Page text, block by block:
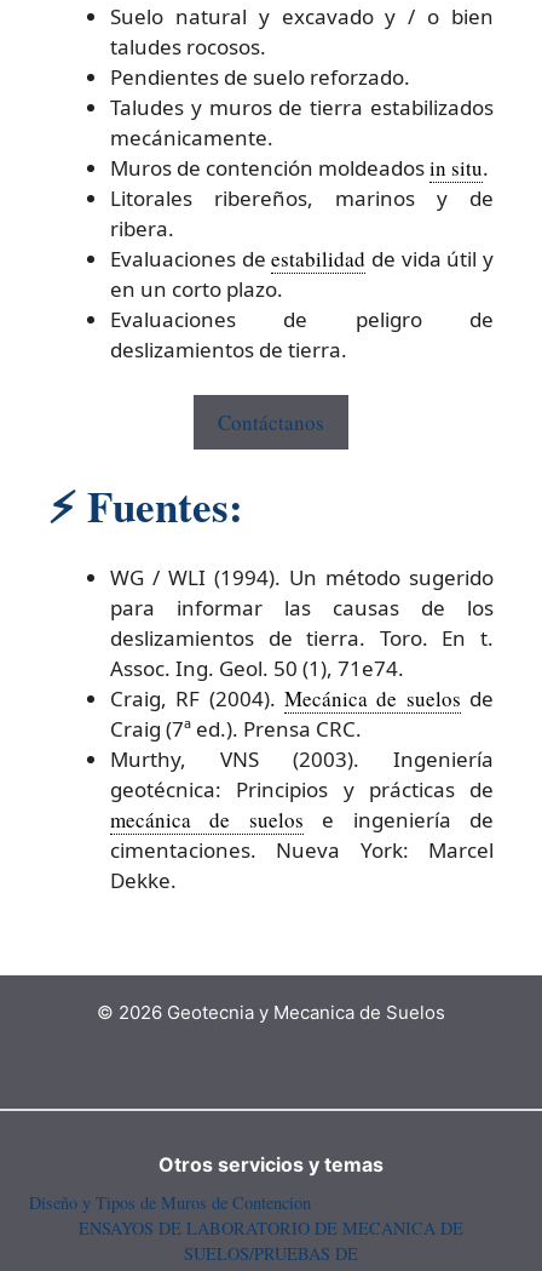
Suelo natural y excavado y / o bien
taludes rocosos.
Pendientes de suelo reforzado.
Taludes y muros de tierra estabilizados
mecánicamente.
Muros de contención moldeadosin situ.
Litorales ribereños, marinos y de
ribera.
Evaluaciones deestabilidad de vida útil y
en un corto plazo.
Evaluaciones de peligro de
deslizamientos de tierra.
Contáctanos
⚡Fuentes:
WG / WLI (1994). Un método sugerido
para informar las causas de los
deslizamientos de tierra. Toro. En t.
Assoc. Ing. Geol. 50 (1), 71e74.
Craig, RF (2004). Mecánica de suelos de
Craig (7ª ed.). Prensa CRC.
Murthy, VNS (2003). Ingeniería
geotécnica: Principios y prácticas de
mecánica de suelos e ingeniería de
cimentaciones. Nueva York: Marcel
Dekke.
© 2026 Geotecnia y Mecanica de Suelos
Otros servicios y temas
Diseño y Tipos de Muros de Contencion
ENSAYOS DE LABORATORIO DE MECANICA DE
SUELOS/PRUEBAS DE